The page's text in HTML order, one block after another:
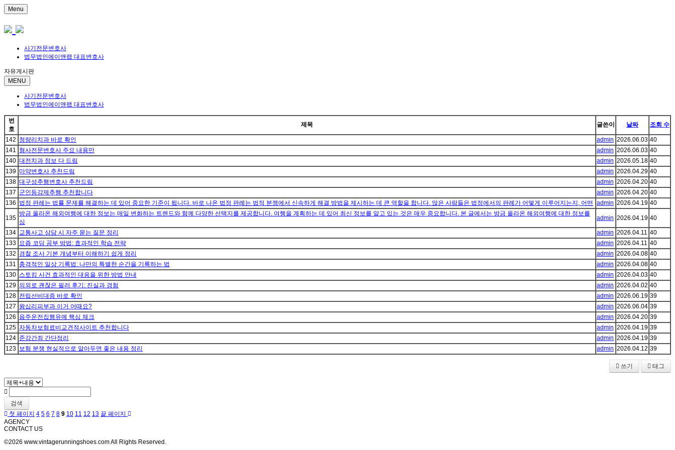
Menu
사기전문변호사
법무법인에이앤랩 대표변호사
자유게시판
MENU
사기전문변호사
법무법인에이앤랩 대표변호사
번
호
제목 글쓴이 날짜 조회 수
142 청량리치과 바로 확인 admin 2026.06.03 40
141 형사전문변호사 주요 내용만 admin 2026.06.03 40
140 대전치과 정보 다 드림 admin 2026.05.18 40
139 마약변호사 추천드림 admin 2026.04.29 40
138 대구성추행변호사 추천드림 admin 2026.04.20 40
137 군인등강제추행 추천합니다 admin 2026.04.20 40
136 법정 판례는 법률 문제를 해결하는 데 있어 중요한 기준이 됩니다. 바로 나온 법정 판례는 법적 분쟁에서 신속하게 해결 방법을 제시하는 데 큰 역할을 합니다. 많은 사람들은 법정에서의 판례가 어떻게 이루어지는지, 어떤 admin 2026.04.19 40
135
방금 올라온 해외여행에 대한 정보는 매일 변화하는 트렌드와 함께 다양한 선택지를 제공합니다. 여행을 계획하는 데 있어 최신 정보를 알고 있는 것은 매우 중요합니다. 본 글에서는 방금 올라온 해외여행에 대한 정보를
심
admin 2026.04.19 40
134 교통사고 상담 시 자주 묻는 질문 정리 admin 2026.04.11 40
133 요즘 코딩 공부 방법: 효과적인 학습 전략 admin 2026.04.11 40
132 경찰 조사 기본 개념부터 이해하기 쉽게 정리 admin 2026.04.08 40
131 충격적인 일상 기록법: 나만의 특별한 순간을 기록하는 법 admin 2026.04.08 40
130 스토킹 사건 효과적인 대응을 위한 방법 안내 admin 2026.04.03 40
129 의외로 괜찮은 필러 후기: 진실과 경험 admin 2026.04.02 40
128 전립선비대증 바로 확인 admin 2026.06.19 39
127 왕십리피부과 이거 어때요? admin 2026.06.04 39
126 음주운전집행유예 핵심 체크 admin 2026.04.20 39
125 자동차보험료비교견적사이트 추천합니다 admin 2026.04.19 39
124 준강간죄 간단정리 admin 2026.04.19 39
123 보험 분쟁 현실적으로 알아두면 좋은 내용 정리 admin 2026.04.12 39
쓰기 태그
검색
첫 페이지 4 5 6 7 8 9 10 11 12 13 끝 페이지
AGENCY
CONTACT US
©2026 www.vintagerunningshoes.com All Rights Reserved.